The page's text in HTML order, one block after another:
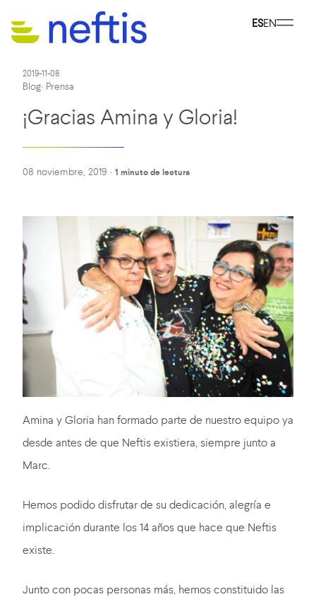
ESEN
2019-11-08
Blog· Prensa
¡Gracias Amina y Gloria!
08 noviembre, 2019 · 1 minuto de lectura
Amina y Gloria han formado parte de nuestro equipo ya
desde antes de que Neftis existiera, siempre junto a
Marc.
Hemos podido disfrutar de su dedicación, alegría e
implicación durante los 14 años que hace que Neftis
existe.
Junto con pocas personas más, hemos constituido las